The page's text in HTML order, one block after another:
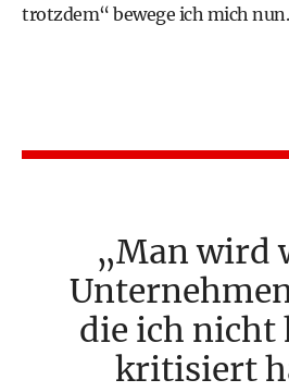
trotzdem“ bewege ich mich nun.
Man wird
die ich nicht
kritisiert